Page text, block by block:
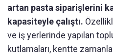
artan pasta siparişlerini
kapasiteyle çalıştı.
ve iş yerlerinde yapılan
kutlamaları, kentte